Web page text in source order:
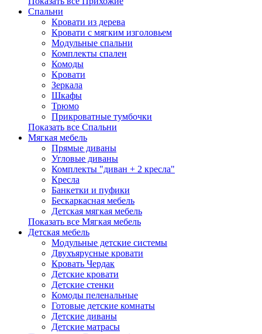
Спальни
Кровати из дерева
Кровати с мягким изголовьем
Модульные спальни
Комплекты спален
Комоды
Кровати
Зеркала
Шкафы
Трюмо
Прикроватные тумбочки
Показать все Спальни
Мягкая мебель
Прямые диваны
Угловые диваны
Комплекты "диван + 2 кресла"
Кресла
Банкетки и пуфики
Бескаркасная мебель
Детская мягкая мебель
Показать все Мягкая мебель
Детская мебель
Модульные детские системы
Двухъярусные кровати
Кровать Чердак
Детские кровати
Детские стенки
Комоды пеленальные
Готовые детские комнаты
Детские диваны
Детские матрасы